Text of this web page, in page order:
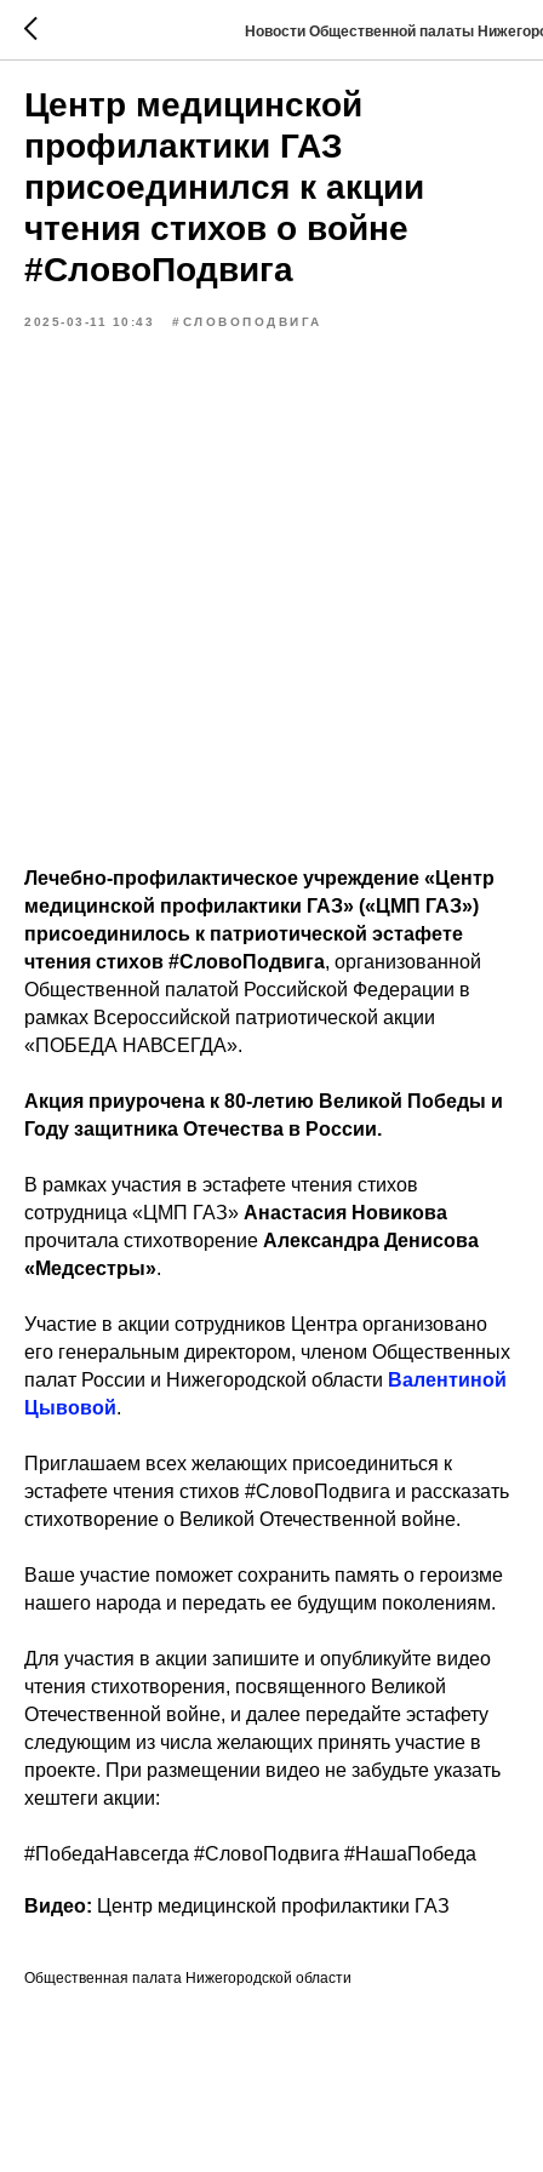
Новости Общественной палаты
Центр медицинской
профилактики ГАЗ
присоединился к акции
чтения стихов о войне
#СловоПодвига
2025-03-11 10:43 #СЛОВОПОДВИГА
Лечебно-профилактическое учреждение «Центр
медицинской профилактики ГАЗ» («ЦМП ГАЗ»)
присоединилось к патриотической эстафете
чтения стихов #СловоПодвига, организованной
Общественной палатой Российской Федерации в
рамках Всероссийской патриотической акции
«ПОБЕДА НАВСЕГДА».
Акция приурочена к 80-летию Великой Победы и
Году защитника Отечества в России.
В рамках участия в эстафете чтения стихов
сотрудница «ЦМП ГАЗ» Анастасия Новикова
прочитала стихотворение Александра Денисова
«Медсестры».
Участие в акции сотрудников Центра организовано
его генеральным директором, членом Общественных
палат России и Нижегородской области Валентиной
Цывовой.
Приглашаем всех желающих присоединиться к
эстафете чтения стихов #СловоПодвига и рассказать
стихотворение о Великой Отечественной войне.
Ваше участие поможет сохранить память о героизме
нашего народа и передать ее будущим поколениям.
Для участия в акции запишите и опубликуйте видео
чтения стихотворения, посвященного Великой
Отечественной войне, и далее передайте эстафету
следующим из числа желающих принять участие в
проекте. При размещении видео не забудьте указать
хештеги акции:
#ПобедаНавсегда #СловоПодвига #НашаПобеда
Видео: Центр медицинской профилактики ГАЗ
Общественная палата Нижегородской области